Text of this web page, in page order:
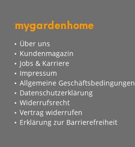
mygardenhome
Über uns
Kundenmagazin
Jobs & Karriere
Impressum
Allgemeine Geschäftsbedingungen
Datenschutzerklärung
Widerrufsrecht
Vertrag widerrufen
Erklärung zur Barrierefreiheit